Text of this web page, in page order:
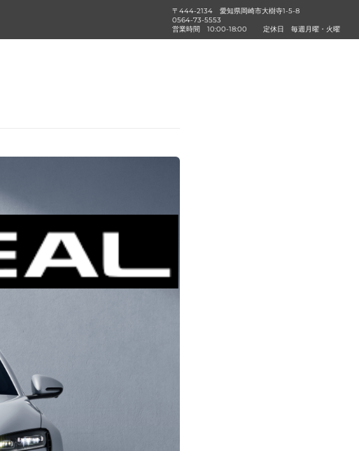
〒444-2134 愛知県岡崎市大樹寺1-5-8
0564-73-5553
営業時間
10:00-18:00 定休日 毎週月曜・火曜